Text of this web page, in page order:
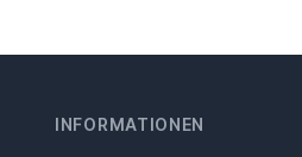
INFORMATIONEN